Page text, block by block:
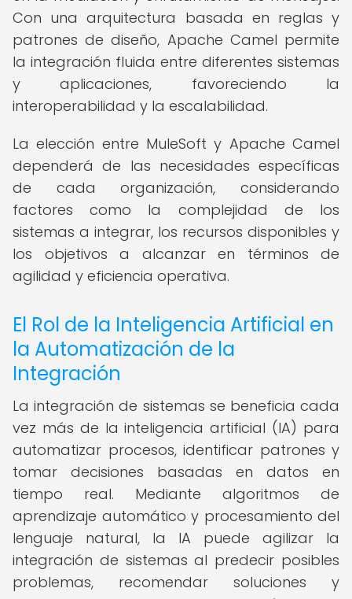
Con una arquitectura basada en reglas y
patrones de diseño, Apache Camel permite
la integración fluida entre diferentes sistemas
y aplicaciones, favoreciendo la
interoperabilidad y la escalabilidad.
La elección entre MuleSoft y Apache Camel
dependerá de las necesidades específicas
de cada organización, considerando
factores como la complejidad de los
sistemas a integrar, los recursos disponibles y
los objetivos a alcanzar en términos de
agilidad y eficiencia operativa.
El Rol de la Inteligencia Artificial en
la Automatización de la
Integración
La integración de sistemas se beneficia cada
vez más de la inteligencia artificial (IA) para
automatizar procesos, identificar patrones y
tomar decisiones basadas en datos en
tiempo real. Mediante algoritmos de
aprendizaje automático y procesamiento del
lenguaje natural, la IA puede agilizar la
integración de sistemas al predecir posibles
problemas, recomendar soluciones y